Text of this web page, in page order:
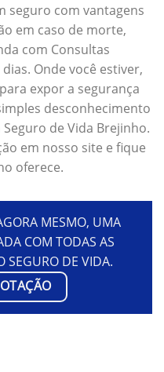
seguro com vantagens
em caso de morte,
com Consultas
Onde você estiver,
expor a segurança
desconhecimento
de Vida Brejinho.
em nosso site e fique
oferece.
MESMO, UMA
COM TODAS AS
SEGURO DE VIDA.